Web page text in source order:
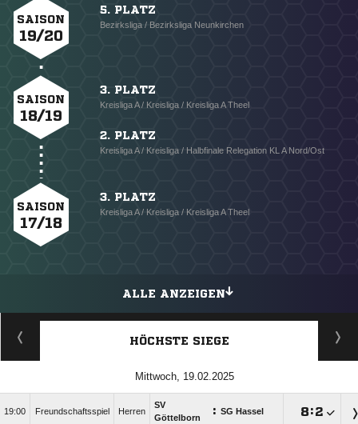
SAISON
19/20
5. PLATZ
Bezirksliga / Bezirksliga Neunkirchen
SAISON
18/19
3. PLATZ
Kreisliga A / Kreisliga / Kreisliga A Theel
2. PLATZ
Kreisliga A / Kreisliga / Halbfinale Relegation KL A Nord/Ost
SAISON
17/18
3. PLATZ
Kreisliga A / Kreisliga / Kreisliga A Theel
ALLE ANZEIGEN
HÖCHSTE SIEGE
Mittwoch, 19.02.2025
19:00 Freundschaftsspiel Herren
SV
Göttelborn
: SG Hassel :